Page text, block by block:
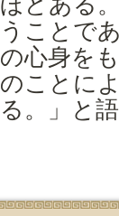
うことで
の心身を
のことに
る。」と